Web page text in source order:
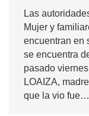
Las
Mujer y
encuentran en
se encuentra
pasado
LOAIZA,
que la vio fue…